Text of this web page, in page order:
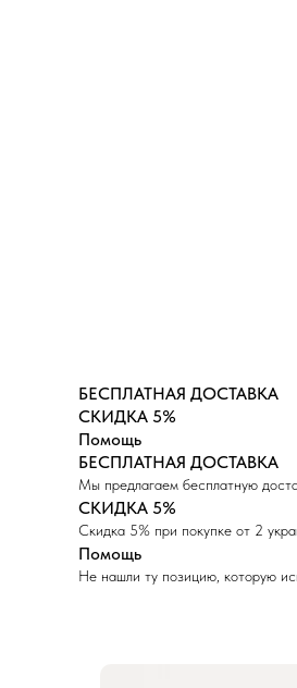
БЕСПЛАТНАЯ ДОСТАВКА
СКИДКА 5%
Помощь
БЕСПЛАТНАЯ ДОСТАВКА
Мы предлагаем бесплатную
СКИДКА 5%
Скидка 5% при покупке от 2
Помощь
Не нашли ту позицию, которую